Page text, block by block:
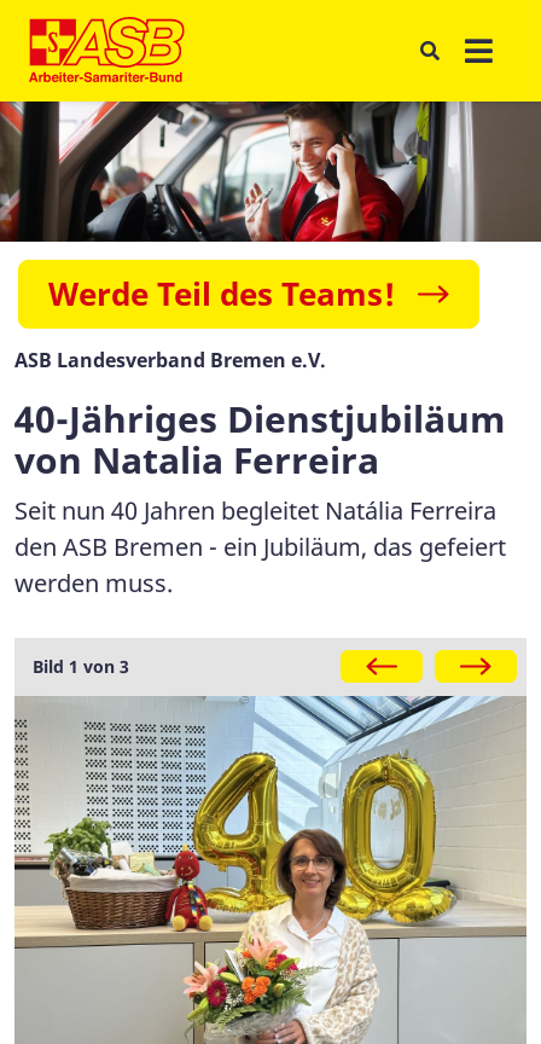
Werde Teil des Teams!
ASB Landesverband Bremen e.V.
40-Jähriges Dienstjubiläum
von Natalia Ferreira
Seit nun 40 Jahren begleitet Natália Ferreira
den ASB Bremen - ein Jubiläum, das gefeiert
werden muss.
Galerie
Bild 1 von 3